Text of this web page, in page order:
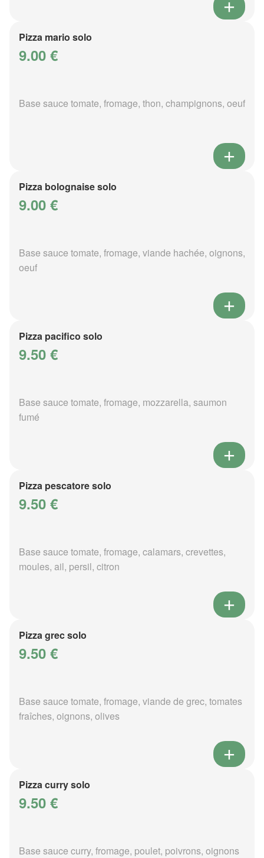
Pizza mario solo
9.00 €
Base sauce tomate, fromage, thon, champignons, oeuf
Pizza bolognaise solo
9.00 €
Base sauce tomate, fromage, viande hachée, oignons,
oeuf
Pizza pacifico solo
9.50 €
Base sauce tomate, fromage, mozzarella, saumon
fumé
Pizza pescatore solo
9.50 €
Base sauce tomate, fromage, calamars, crevettes,
moules, ail, persil, citron
Pizza grec solo
9.50 €
Base sauce tomate, fromage, viande de grec, tomates
fraîches, oignons, olives
Pizza curry solo
9.50 €
Base sauce curry, fromage, poulet, poivrons, oignons